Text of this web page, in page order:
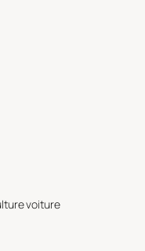
voiture